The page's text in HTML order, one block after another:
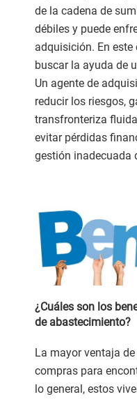
de la cadena de
débiles y puede
adquisición. En
buscar la ayuda de
Un agente de
reducir los riesgos,
transfronteriza
evitar pérdidas
gestión inadecuada
¿Cuáles son los
de abastecimiento?
La mayor ventaja
compras para
lo general, estos